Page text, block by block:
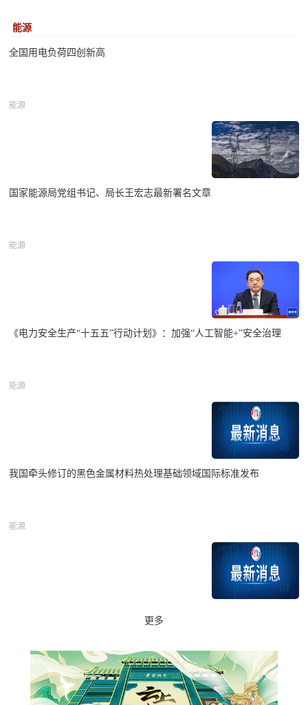
能源
全国用电负荷四创新高
能源
国家能源局党组书记、局长王宏志最新署名文章
能源
《电力安全生产“十五五”行动计划》：加强“人工智能+”安全治理
能源
我国牵头修订的黑色金属材料热处理基础领域国际标准发布
能源
更多